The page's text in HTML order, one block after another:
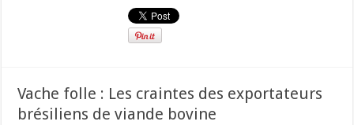
Vache folle : Les craintes des exportateurs
brésiliens de viande bovine